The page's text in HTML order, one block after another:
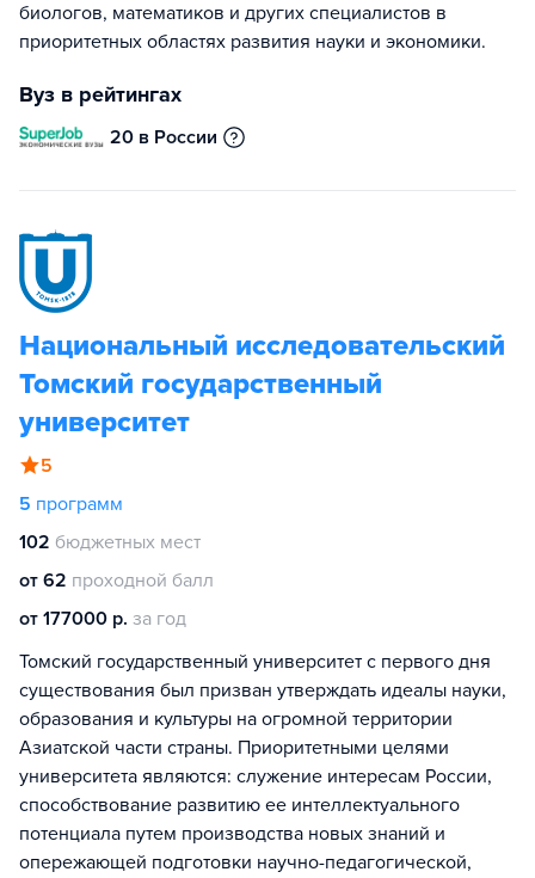
биологов, математиков и других специалистов в
приоритетных областях развития науки и экономики.
Вуз в рейтингах
20 в России
Национальный исследовательский
Томский государственный
университет
5
5 программ
102 бюджетных мест
от 62 проходной балл
от 177000 р. за год
Томский государственный университет с первого дня
существования был призван утверждать идеалы науки,
образования и культуры на огромной территории
Азиатской части страны. Приоритетными целями
университета являются: служение интересам России,
способствование развитию ее интеллектуального
потенциала путем производства новых знаний и
опережающей подготовки научно-педагогической,